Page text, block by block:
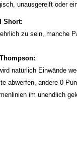
unausgereift oder
Short:
zu sein, manche
natürlich Einwände
abwerfen, andere 0
im unendlich